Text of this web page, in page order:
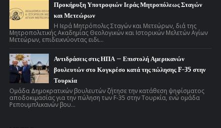
Προκήρυξη Υποτροφιών Ιεράς Μητροπόλεως Σταγών
και Μετεώρων
Η Ιερά Μητρόπολις Σταγών και Μετεώρων, διά της
Μητροπολιτικής Ακαδημίας Θεολογικών και Ιστορικών Μελετών Αγίων
Μετεώρων, επιδεικνύοντας ειδι...
Αντιδράσεις στις ΗΠΑ – Επιστολή Αμερικανών
βουλευτών στο Κογκρέσο κατά της πώλησης F-35 στην
Τουρκία
Ομάδα Δημοκρατικών βουλευτών ζήτησε την κατάθεση ψηφίσματος
αποδοκιμασίας για την πώληση των F-35 στην Τουρκία, ενώ ομάδα
Ρεπουμπλικανών βου...